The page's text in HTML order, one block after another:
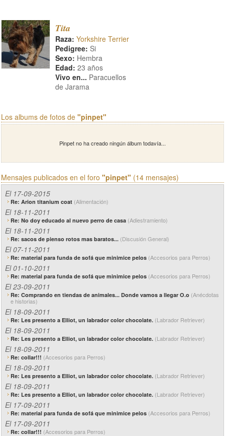
Tita
Raza: Yorkshire Terrier
Pedigree: Si
Sexo: Hembra
Edad: 23 años
Vivo en... Paracuellos
de Jarama
Los albums de fotos de "pinpet"
Pinpet no ha creado ningún álbum todavía...
Mensajes publicados en el foro "pinpet" (14 mensajes)
El 17-09-2015
Re: Arion titanium coat (Alimentación)
El 18-11-2011
Re: No doy educado al nuevo perro de casa (Adiestramiento)
El 18-11-2011
Re: sacos de pienso rotos mas baratos... (Discusión General)
El 07-11-2011
Re: material para funda de sofá que minimice pelos (Accesorios para Perros)
El 01-10-2011
Re: material para funda de sofá que minimice pelos (Accesorios para Perros)
El 23-09-2011
Re: Comprando en tiendas de animales... Donde vamos a llegar O.o (Anécdotas
e historias)
El 18-09-2011
Re: Les presento a Elliot, un labrador color chocolate. (Labrador Retriever)
El 18-09-2011
Re: Les presento a Elliot, un labrador color chocolate. (Labrador Retriever)
El 18-09-2011
Re: collar!!! (Accesorios para Perros)
El 18-09-2011
Re: Les presento a Elliot, un labrador color chocolate. (Labrador Retriever)
El 18-09-2011
Re: Les presento a Elliot, un labrador color chocolate. (Labrador Retriever)
El 17-09-2011
Re: material para funda de sofá que minimice pelos (Accesorios para Perros)
El 17-09-2011
Re: collar!!! (Accesorios para Perros)